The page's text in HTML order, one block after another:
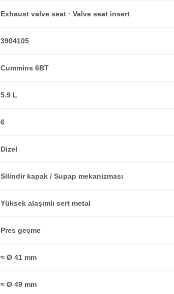
Exhaust valve seat · Valve seat insert
3904105
Cummins 6BT
5.9 L
6
Dizel
Silindir kapak / Supap mekanizması
Yüksek alaşımlı sert metal
Pres geçme
≈ Ø 41 mm
≈ Ø 49 mm